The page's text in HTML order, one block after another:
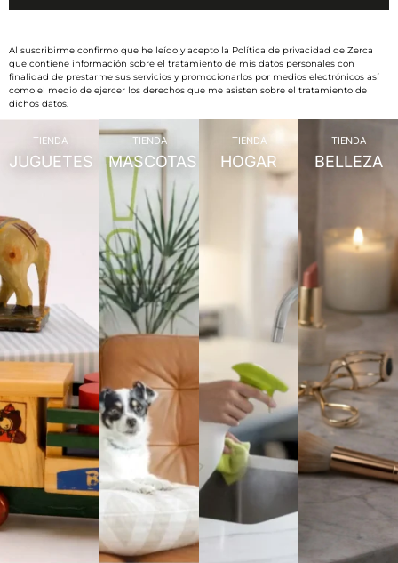
Al suscribirme confirmo que he leído y acepto la Política de privacidad de Zerca
que contiene información sobre el tratamiento de mis datos personales con
finalidad de prestarme sus servicios y promocionarlos por medios electrónicos así
como el medio de ejercer los derechos que me asisten sobre el tratamiento de
dichos datos.
TIENDA
JUGUETES
TIENDA
MASCOTAS
TIENDA
HOGAR
TIENDA
BELLEZA